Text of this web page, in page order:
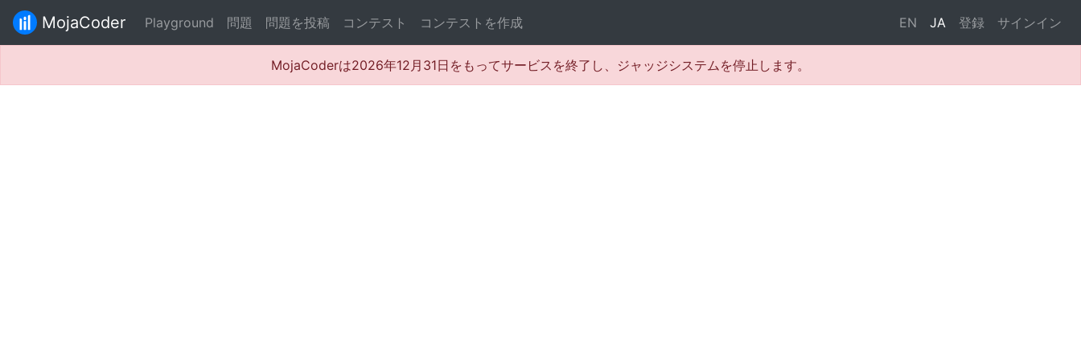
MojaCoder Playground 問題 問題を投稿 コンテスト コンテストを作成 EN JA 登録 サインイン
MojaCoderは2026年12月31日をもってサービスを終了し、ジャッジシステムを停止します。